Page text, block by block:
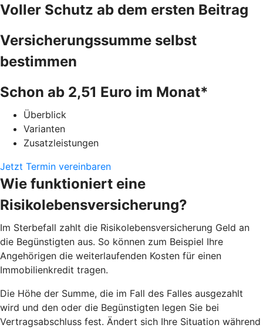
Voller Schutz ab dem ersten Beitrag
Versicherungssumme selbst
bestimmen
Schon ab 2,51 Euro im Monat*
Überblick
Varianten
Zusatzleistungen
Jetzt Termin vereinbaren
Wie funktioniert eine
Risikolebensversicherung?
Im Sterbefall zahlt die Risikolebensversicherung Geld an
die Begünstigten aus. So können zum Beispiel Ihre
Angehörigen die weiterlaufenden Kosten für einen
Immobilienkredit tragen.
Die Höhe der Summe, die im Fall des Falles ausgezahlt
wird und den oder die Begünstigten legen Sie bei
Vertragsabschluss fest. Ändert sich Ihre Situation während